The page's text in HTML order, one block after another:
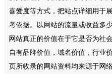
喜爱度等方式，把站点详细用于
考依据。以网站的流量或收益多
网站真正的价值在于它是否为社
自有品牌价值，域名价值，行业
页所收录的网站资料均来源于网